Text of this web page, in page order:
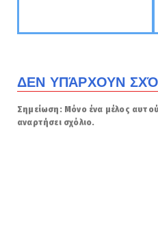
ΔΕΝ ΥΠΆΡΧΟΥΝ
Σημείωση: Μόνο ένα μέλος
αναρτήσει σχόλιο.